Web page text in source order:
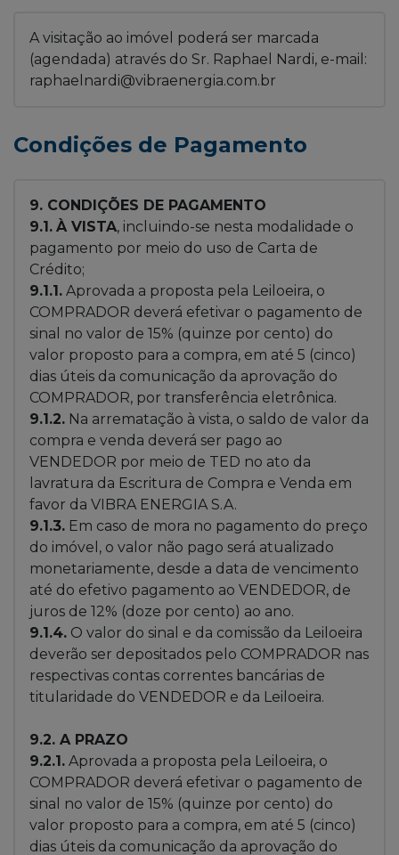
A visitação ao imóvel poderá ser marcada
(agendada) através do Sr. Raphael Nardi, e-mail:
raphaelnardi@vibraenergia.com.br
Condições de Pagamento
9. CONDIÇÕES DE PAGAMENTO
9.1. À VISTA, incluindo-se nesta modalidade o
pagamento por meio do uso de Carta de
Crédito;
9.1.1. Aprovada a proposta pela Leiloeira, o
COMPRADOR deverá efetivar o pagamento de
sinal no valor de 15% (quinze por cento) do
valor proposto para a compra, em até 5 (cinco)
dias úteis da comunicação da aprovação do
COMPRADOR, por transferência eletrônica.
9.1.2. Na arrematação à vista, o saldo de valor da
compra e venda deverá ser pago ao
VENDEDOR por meio de TED no ato da
lavratura da Escritura de Compra e Venda em
favor da VIBRA ENERGIA S.A.
9.1.3. Em caso de mora no pagamento do preço
do imóvel, o valor não pago será atualizado
monetariamente, desde a data de vencimento
até do efetivo pagamento ao VENDEDOR, de
juros de 12% (doze por cento) ao ano.
9.1.4. O valor do sinal e da comissão da Leiloeira
deverão ser depositados pelo COMPRADOR nas
respectivas contas correntes bancárias de
titularidade do VENDEDOR e da Leiloeira.
9.2. A PRAZO
9.2.1. Aprovada a proposta pela Leiloeira, o
COMPRADOR deverá efetivar o pagamento de
sinal no valor de 15% (quinze por cento) do
valor proposto para a compra, em até 5 (cinco)
dias úteis da comunicação da aprovação do